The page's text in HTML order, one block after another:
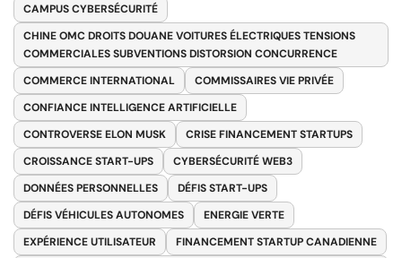
CAMPUS CYBERSÉCURITÉ
CHINE OMC DROITS DOUANE VOITURES ÉLECTRIQUES TENSIONS
COMMERCIALES SUBVENTIONS DISTORSION CONCURRENCE
COMMERCE INTERNATIONAL
COMMISSAIRES VIE PRIVÉE
CONFIANCE INTELLIGENCE ARTIFICIELLE
CONTROVERSE ELON MUSK
CRISE FINANCEMENT STARTUPS
CROISSANCE START-UPS
CYBERSÉCURITÉ WEB3
DONNÉES PERSONNELLES
DÉFIS START-UPS
DÉFIS VÉHICULES AUTONOMES
ENERGIE VERTE
EXPÉRIENCE UTILISATEUR
FINANCEMENT STARTUP CANADIENNE